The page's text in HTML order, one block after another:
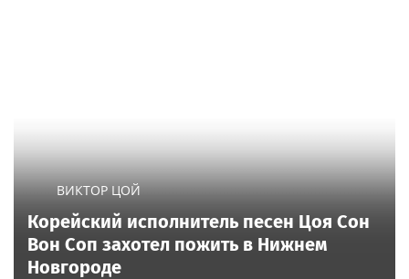
ВИКТОР ЦОЙ
Корейский исполнитель песен Цоя Сон
Вон Соп захотел пожить в Нижнем
Новгороде